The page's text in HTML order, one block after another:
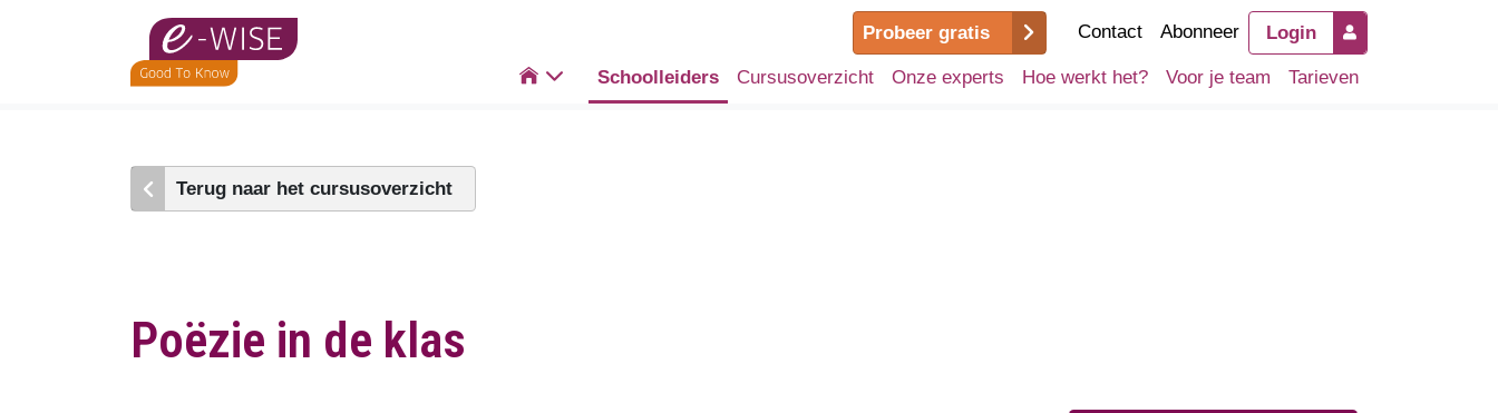
Probeer gratis Contact Abonneer Login
 Schoolleiders Cursusoverzicht Onze experts Hoe werkt het? Voor je team Tarieven
Terug naar het cursusoverzicht
Poëzie in de klas